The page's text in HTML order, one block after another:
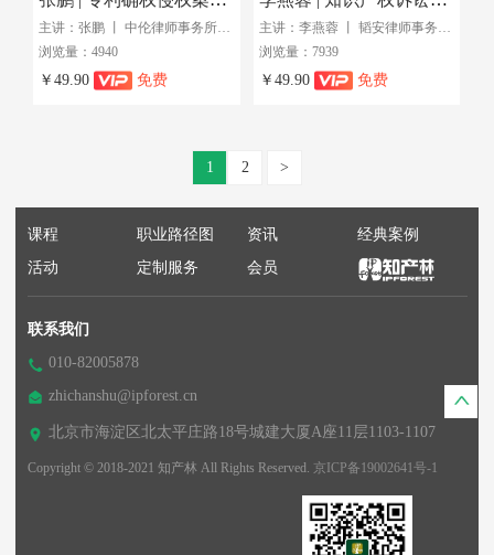
主讲：张鹏 丨 中伦律师事务所合伙人
浏览量：4940
￥49.90 免费
主讲：李燕蓉 丨 韬安律师事务所高级法律顾问
浏览量：7939
￥49.90 免费
1 2 >
课程 职业路径图 资讯
经典案例
活动
定制服务 会员
联系我们
010-82005878
zhichanshu@ipforest.cn
北京市海淀区北太平庄路18号城建大厦A座11层1103-1107
Copyright © 2018-2021 知产林 All Rights Reserved. 京ICP备19002641号-1